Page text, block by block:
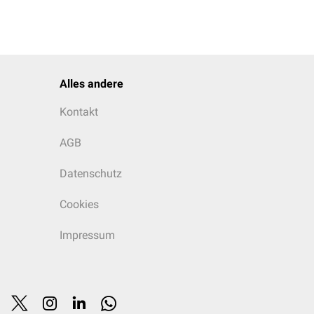
Alles andere
Kontakt
AGB
Datenschutz
Cookies
Impressum